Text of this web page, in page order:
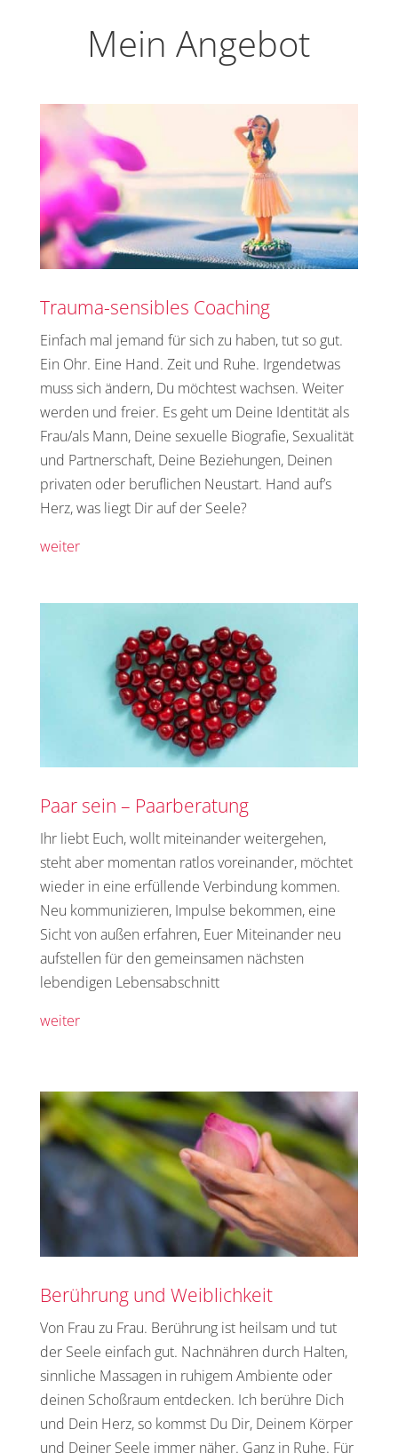
Mein Angebot
Trauma-sensibles Coaching
Einfach mal jemand für sich zu haben, tut so gut.
Ein Ohr. Eine Hand. Zeit und Ruhe. Irgendetwas
muss sich ändern, Du möchtest wachsen. Weiter
werden und freier. Es geht um Deine Identität als
Frau/als Mann, Deine sexuelle Biografie, Sexualität
und Partnerschaft, Deine Beziehungen, Deinen
privaten oder beruflichen Neustart. Hand auf’s
Herz, was liegt Dir auf der Seele?
weiter
Paar sein – Paarberatung
Ihr liebt Euch, wollt miteinander weitergehen,
steht aber momentan ratlos voreinander, möchtet
wieder in eine erfüllende Verbindung kommen.
Neu kommunizieren, Impulse bekommen, eine
Sicht von außen erfahren, Euer Miteinander neu
aufstellen für den gemeinsamen nächsten
lebendigen Lebensabschnitt
weiter
Berührung und Weiblichkeit
Von Frau zu Frau. Berührung ist heilsam und tut
der Seele einfach gut. Nachnähren durch Halten,
sinnliche Massagen in ruhigem Ambiente oder
deinen Schoßraum entdecken. Ich berühre Dich
und Dein Herz, so kommst Du Dir, Deinem Körper
und Deiner Seele immer näher. Ganz in Ruhe. Für